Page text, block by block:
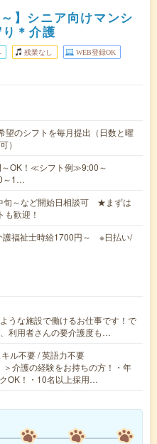
】シニア向けマンシ
＊介護
残業なし WEB登録OK
のシフトを毎月提出（日数と曜
）
OK！≪シフト例≫9:00～
～1…
旬～など開始日相談可 ★まずは
歓迎！
福祉士時給1700円～ ※日払い/
うな施設で働けるお仕事です！で
利用者さんの要介護度も…
ル不要 / 英語力不要
＞介護の経験をお持ちの方！・年
OK！・10名以上採用…